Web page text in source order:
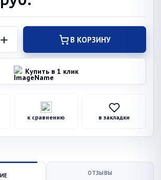
В КОРЗИНУ
Купить в 1 клик
к сравнению в закладки
ОТЗЫВЫ